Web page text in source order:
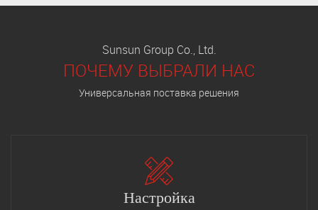
Sunsun Group Co., Ltd.
ПОЧЕМУ ВЫБРАЛИ НАС
Универсальная поставка решения
Настройка